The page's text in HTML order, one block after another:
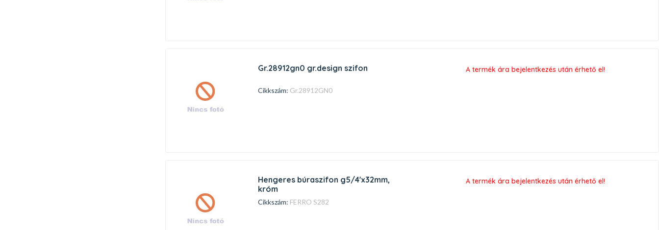
gr.28912gn0 gr.design szifon
Cikkszám: Gr.28912GN0
A termék ára bejelentkezés után érhető el!
hengeres búraszifon g5/4'x32mm,
króm
Cikkszám: FERRO S282
A termék ára bejelentkezés után érhető el!